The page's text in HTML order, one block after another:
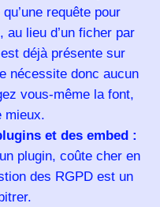
requête pour
lieu d’un ficher par
déjà présente sur
nécessite donc aucun
vous-même la font,
mieux.
et des embed :
plugin, coûte cher en
des RGPD est un